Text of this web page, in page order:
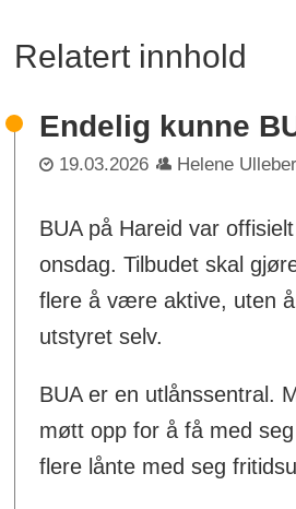
Relatert innhold
Endelig kunne
19.03.2026 Helene
BUA på Hareid var
onsdag. Tilbudet skal
flere å være aktive, uten
utstyret selv.
BUA er en utlånssentral.
møtt opp for å få med
flere lånte med seg